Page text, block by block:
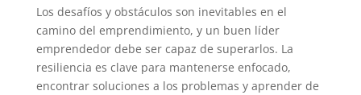
Los desafíos y obstáculos son inevitables en el
camino del emprendimiento, y un buen líder
emprendedor debe ser capaz de superarlos. La
resiliencia es clave para mantenerse enfocado,
encontrar soluciones a los problemas y aprender de